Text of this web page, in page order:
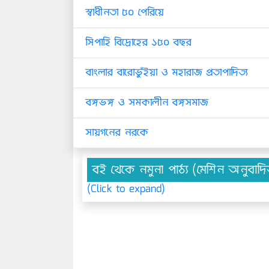
স্বাধীনতা ৫০ পেরিয়ে
সিপাহি বিদ্রোহের ১৫০ বছর
বাংলার বারোভুঁইয়া ও মহারাজ প্রতাপাদিত্য
বঙ্গভঙ্গ ও সমকালীন বঙ্গসমাজ
সায়গনের নরকে
বই থেকে নমুনা পাঠ্য (মেশিন
(Click to expand)